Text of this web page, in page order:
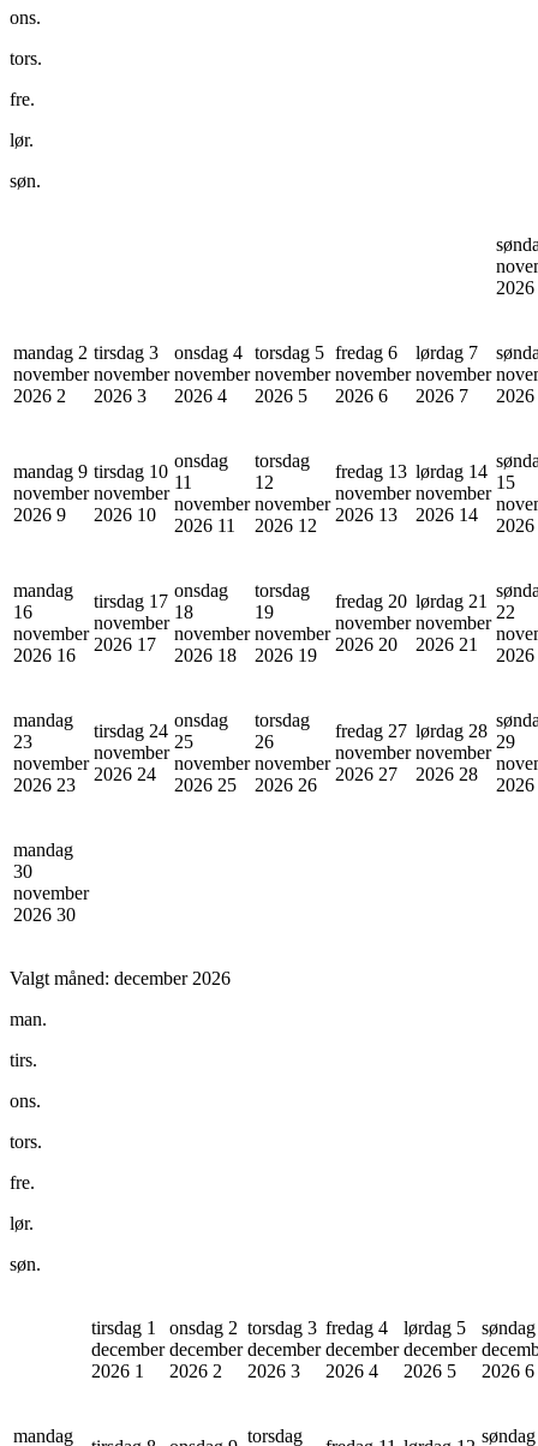
ons.
tors.
fre.
lør.
søn.
2026
mandag 2
november
2026 2
tirsdag 3
november
2026 3
onsdag 4
november
2026 4
torsdag 5
november
2026 5
fredag 6
november
2026 6
lørdag 7
november
2026 7
2026
mandag 9
november
2026 9
tirsdag 10
november
2026 10
onsdag
11
november
2026 11
torsdag
12
november
2026 12
fredag 13
november
2026 13
lørdag 14
november
2026 14
15
2026
mandag
16
november
2026 16
tirsdag 17
november
2026 17
onsdag
18
november
2026 18
torsdag
19
november
2026 19
fredag 20
november
2026 20
lørdag 21
november
2026 21
22
2026
mandag
23
november
2026 23
tirsdag 24
november
2026 24
onsdag
25
november
2026 25
torsdag
26
november
2026 26
fredag 27
november
2026 27
lørdag 28
november
2026 28
29
2026
mandag
30
november
2026 30
Valgt måned: december 2026
man.
tirs.
ons.
tors.
fre.
lør.
søn.
tirsdag 1
december
2026 1
onsdag 2
december
2026 2
torsdag 3
december
2026 3
fredag 4
december
2026 4
lørdag 5
december
2026 5
2026 6
mandag torsdag søndag